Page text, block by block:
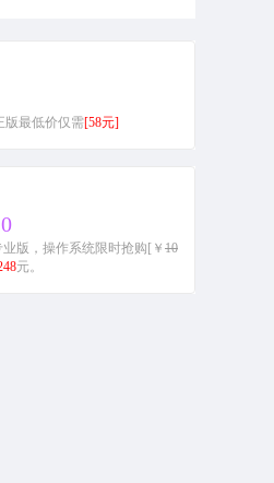
版最低价仅需[58元]
业版，操作系统限时抢购[￥ 10
元。